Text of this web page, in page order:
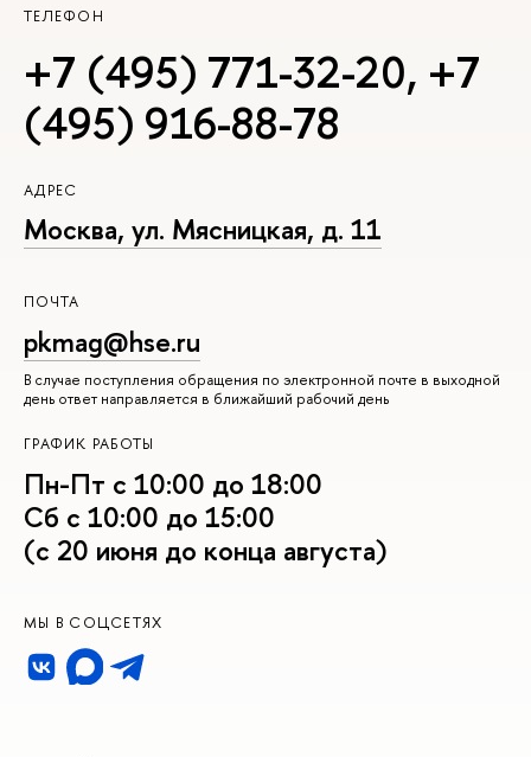
ТЕЛЕФОН
+7 (495) 771-32-20, +7
(495) 916-88-78
АДРЕС
Москва, ул. Мясницкая, д. 11
ПОЧТА
pkmag@hse.ru
В случае поступления обращения по электронной почте в выходной
день ответ направляется в ближайший рабочий день
ГРАФИК РАБОТЫ
Пн-Пт с 10:00 до 18:00
Сб с 10:00 до 15:00
(с 20 июня до конца августа)
МЫ В СОЦСЕТЯХ